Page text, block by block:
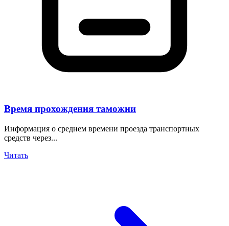
Время прохождения таможни
Информация о среднем времени проезда транспортных
средств через...
Читать